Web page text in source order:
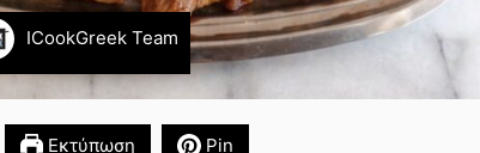
ICookGreek Team
Εκτύπωση Pin